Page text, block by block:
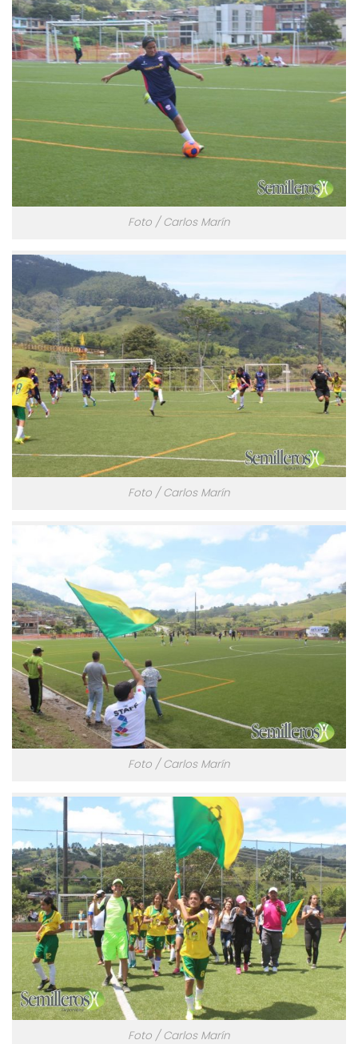
Foto / Carlos Marín
Foto / Carlos Marín
Foto / Carlos Marín
Foto / Carlos Marín